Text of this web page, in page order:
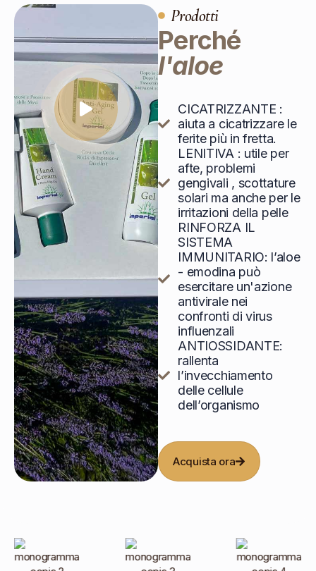
Prodotti
Perché
l'aloe
CICATRIZZANTE :
aiuta a cicatrizzare le
ferite più in fretta.
LENITIVA : utile per
afte, problemi
gengivali , scottature
solari ma anche per le
irritazioni della pelle
RINFORZA IL
SISTEMA
IMMUNITARIO: l’aloe
- emodina può
esercitare un'azione
antivirale nei
confronti di virus
influenzali
ANTIOSSIDANTE:
rallenta
l’invecchiamento
delle cellule
dell’organismo
Acquista ora